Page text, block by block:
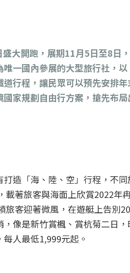
大開跑，展期11月5日至8日
一國內參展的大型旅行社，
行程，讓民眾可以預先安排
家規劃自由行方案，搶先布局
造「海、陸、空」行程，不
著旅客與海面上欣賞2022年
客迎著微風，在遊艇上告別
像是新竹賞楓、賞杭菊二日
人最低1,999元起。